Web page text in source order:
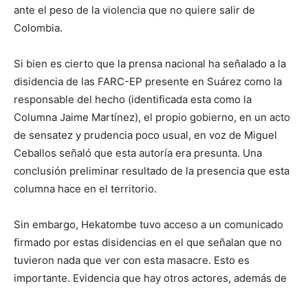
ante el peso de la violencia que no quiere salir de
Colombia.
Si bien es cierto que la prensa nacional ha señalado a la
disidencia de las FARC-EP presente en Suárez como la
responsable del hecho (identificada esta como la
Columna Jaime Martínez), el propio gobierno, en un acto
de sensatez y prudencia poco usual, en voz de Miguel
Ceballos señaló que esta autoría era presunta. Una
conclusión preliminar resultado de la presencia que esta
columna hace en el territorio.
Sin embargo, Hekatombe tuvo acceso a un comunicado
firmado por estas disidencias en el que señalan que no
tuvieron nada que ver con esta masacre. Esto es
importante. Evidencia que hay otros actores, además de